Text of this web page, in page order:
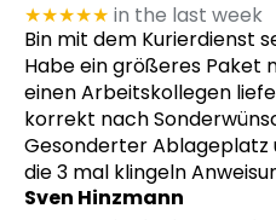
★★★★★ in the last week
Bin mit dem Kurierdienst
Habe ein größeres Paket
einen Arbeitskollegen
korrekt nach
Gesonderter Ablageplatz
die 3 mal klingeln
Sven Hinzmann